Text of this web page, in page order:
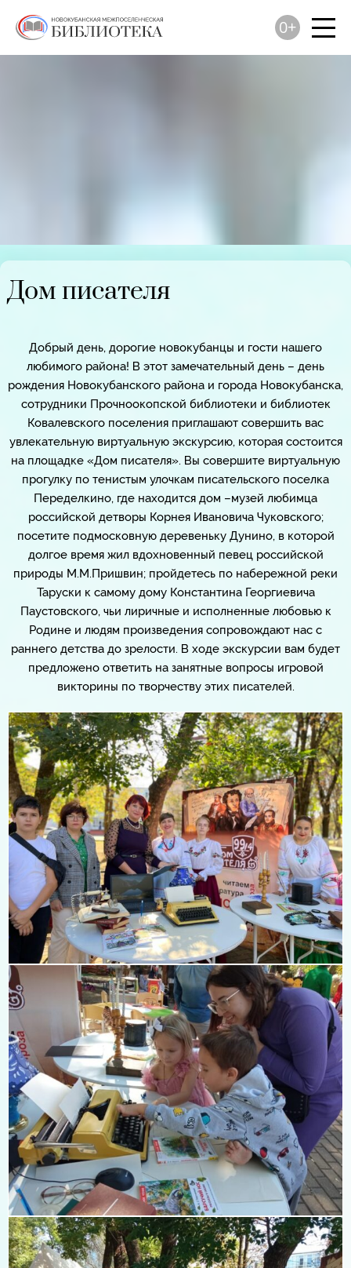
0+
Дом писателя
Добрый день, дорогие новокубанцы и гости нашего
любимого района! В этот замечательный день – день
рождения Новокубанского района и города Новокубанска,
сотрудники Прочноокопской библиотеки и библиотек
Ковалевского поселения приглашают совершить вас
увлекательную виртуальную экскурсию, которая состоится
на площадке «Дом писателя». Вы совершите виртуальную
прогулку по тенистым улочкам писательского поселка
Переделкино, где находится дом –музей любимца
российской детворы Корнея Ивановича Чуковского;
посетите подмосковную деревеньку Дунино, в которой
долгое время жил вдохновенный певец российской
природы М.М.Пришвин; пройдетесь по набережной реки
Таруски к самому дому Константина Георгиевича
Паустовского, чьи лиричные и исполненные любовью к
Родине и людям произведения сопровождают нас с
раннего детства до зрелости. В ходе экскурсии вам будет
предложено ответить на занятные вопросы игровой
викторины по творчеству этих писателей.